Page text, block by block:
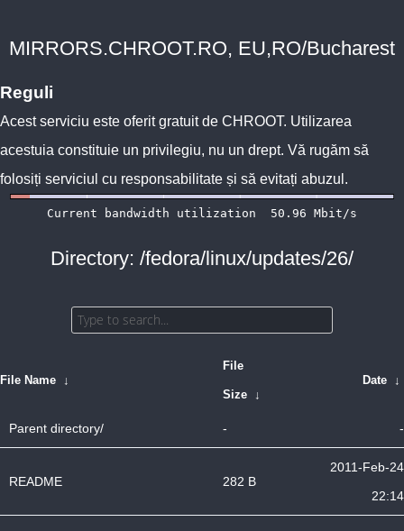
MIRRORS.CHROOT.RO, EU,RO/Bucharest
Reguli
Acest serviciu este oferit gratuit de CHROOT. Utilizarea
acestuia constituie un privilegiu, nu un drept. Vă rugăm să
folosiți serviciul cu responsabilitate și să evitați abuzul.
Directory: /fedora/linux/updates/26/
File Name ↓
File
Size ↓
Date ↓
Parent directory/ - -
README 282 B
2011-Feb-24
22:14